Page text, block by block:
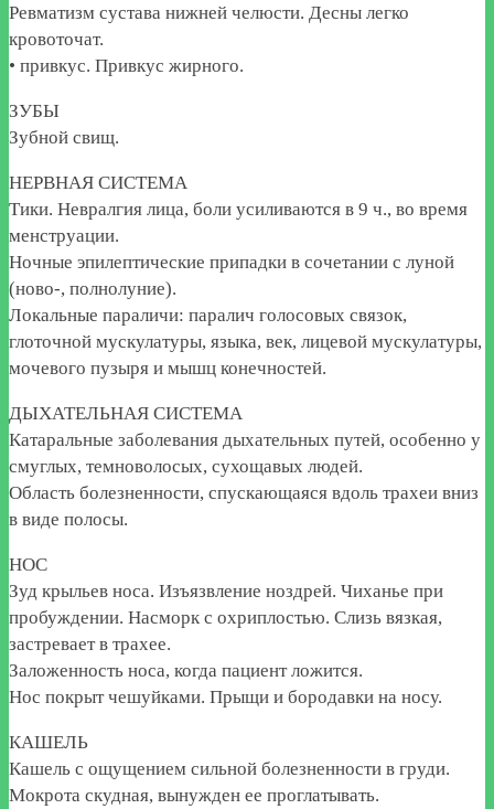
Ревматизм сустава нижней челюсти. Десны легко
кровоточат.
• привкус. Привкус жирного.
ЗУБЫ
Зубной свищ.
НЕРВНАЯ СИСТЕМА
Тики. Невралгия лица, боли усиливаются в 9 ч., во время
менструации.
Ночные эпилептические припадки в сочетании с луной
(ново-, полнолуние).
Локальные параличи: паралич голосовых связок,
глоточной мускулатуры, языка, век, лицевой мускулатуры,
мочевого пузыря и мышц конечностей.
ДЫХАТЕЛЬНАЯ СИСТЕМА
Катаральные заболевания дыхательных путей, особенно у
смуглых, темноволосых, сухощавых людей.
Область болезненности, спускающаяся вдоль трахеи вниз
в виде полосы.
НОС
Зуд крыльев носа. Изъязвление ноздрей. Чиханье при
пробуждении. Насморк с охриплостью. Слизь вязкая,
застревает в трахее.
Заложенность носа, когда пациент ложится.
Нос покрыт чешуйками. Прыщи и бородавки на носу.
КАШЕЛЬ
Кашель с ощущением сильной болезненности в груди.
Мокрота скудная, вынужден ее проглатывать.